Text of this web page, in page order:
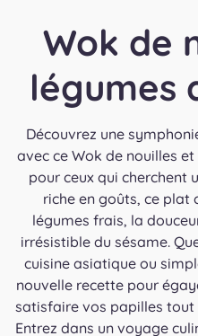
Wok de
légumes
Découvrez une
avec ce Wok de nouilles
pour ceux qui cherchent
riche en goûts, ce plat
légumes frais, la
irrésistible du sésame.
cuisine asiatique ou
nouvelle recette pour
satisfaire vos papilles
Entrez dans un voyage